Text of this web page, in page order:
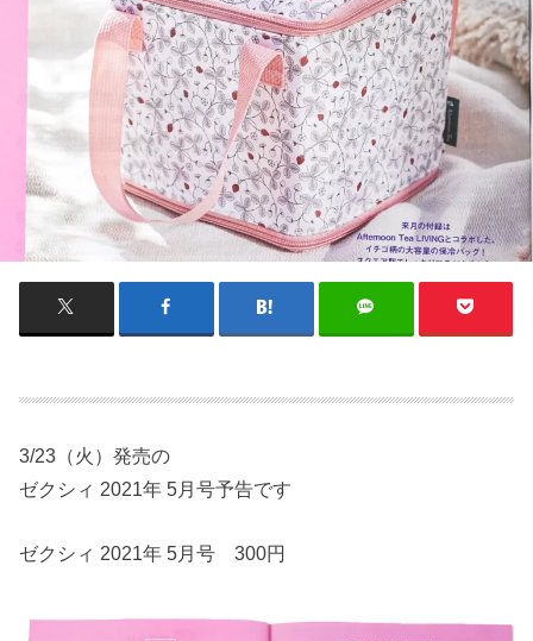
3/23（火）発売の
ゼクシィ 2021年 5月号予告です
ゼクシィ 2021年 5月号 300円